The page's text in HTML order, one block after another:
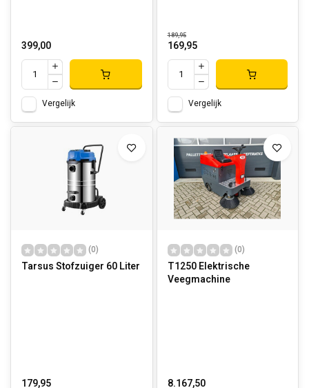
399,00
Vergelijk
189,95
169,95
Vergelijk
(0)
Tarsus Stofzuiger 60 Liter
179,95
(0)
T1250 Elektrische
Veegmachine
8.167,50